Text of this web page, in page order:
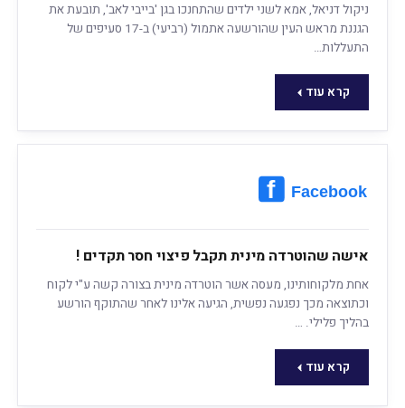
ניקול דניאל, אמא לשני ילדים שהתחנכו בגן 'בייבי לאב', תובעת את
הגננת מראש העין שהורשעה אתמול (רביעי) ב-17 סעיפים של
התעללות…
קרא עוד
אישה שהוטרדה מינית תקבל פיצוי חסר תקדים !
אחת מלקוחותינו, מעסה אשר הוטרדה מינית בצורה קשה ע"י לקוח
וכתוצאה מכך נפגעה נפשית, הגיעה אלינו לאחר שהתוקף הורשע
בהליך פלילי. …
קרא עוד